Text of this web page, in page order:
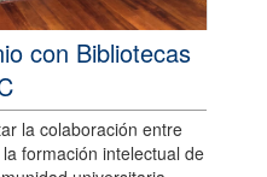
con Bibliotecas
la colaboración entre
formación intelectual de